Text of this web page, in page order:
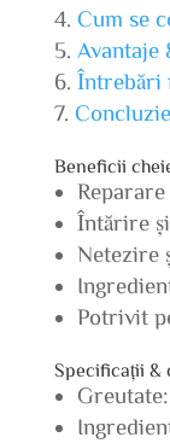
Cum se
Avantaje
Întrebări
Concluzie
Beneficii
Întărire
Netezire
Potrivit
Specificații &